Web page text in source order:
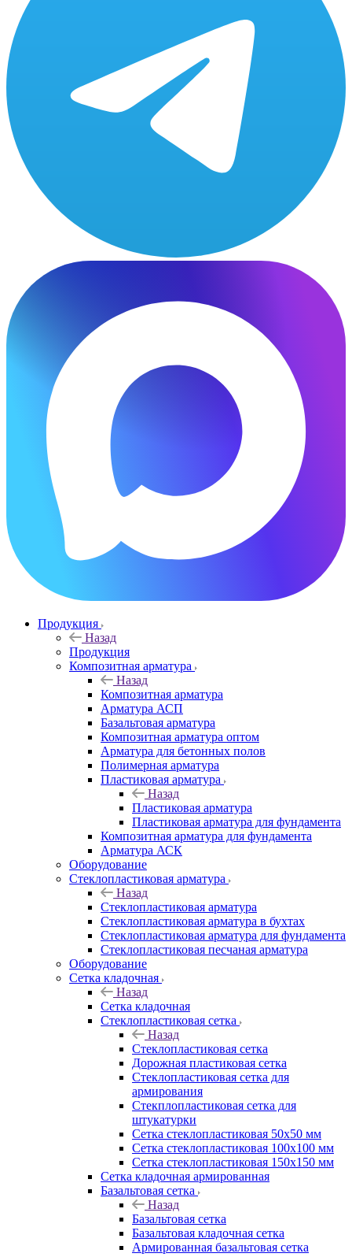
Продукция
Назад
Продукция
Композитная арматура
Назад
Композитная арматура
Арматура АСП
Базальтовая арматура
Композитная арматура оптом
Арматура для бетонных полов
Полимерная арматура
Пластиковая арматура
Назад
Пластиковая арматура
Пластиковая арматура для фундамента
Композитная арматура для фундамента
Арматура АСК
Оборудование
Cтеклопластиковая арматура
Назад
Cтеклопластиковая арматура
Стеклопластиковая арматура в бухтах
Стеклопластиковая арматура для фундамента
Стеклопластиковая песчаная арматура
Оборудование
Сетка кладочная
Назад
Сетка кладочная
Стеклопластиковая сетка
Назад
Стеклопластиковая сетка
Дорожная пластиковая сетка
Стеклопластиковая сетка для
армирования
Стекплопластиковая сетка для
штукатурки
Сетка стеклопластиковая 50x50 мм
Сетка стеклопластиковая 100x100 мм
Сетка стеклопластиковая 150x150 мм
Сетка кладочная армированная
Базальтовая сетка
Назад
Базальтовая сетка
Базальтовая кладочная сетка
Армированная базальтовая сетка